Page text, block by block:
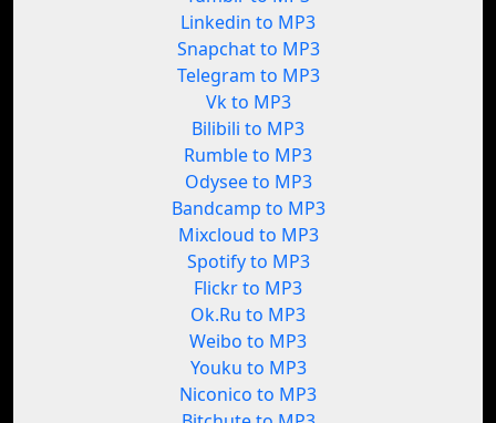
Linkedin to MP3
Snapchat to MP3
Telegram to MP3
Vk to MP3
Bilibili to MP3
Rumble to MP3
Odysee to MP3
Bandcamp to MP3
Mixcloud to MP3
Spotify to MP3
Flickr to MP3
Ok.Ru to MP3
Weibo to MP3
Youku to MP3
Niconico to MP3